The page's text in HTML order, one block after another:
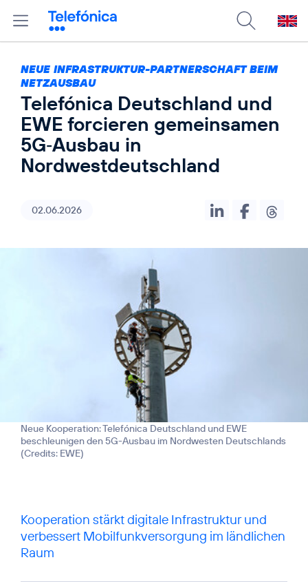
NEUE INFRASTRUKTUR-PARTNERSCHAFT BEIM
NETZAUSBAU
Telefónica Deutschland und
EWE forcieren gemeinsamen
5G‑Ausbau in
Nordwestdeutschland
02.06.2026
Neue Kooperation: Telefónica Deutschland und EWE
beschleunigen den 5G-Ausbau im Nordwesten Deutschlands
(Credits: EWE)
Kooperation stärkt digitale Infrastruktur und
verbessert Mobilfunkversorgung im ländlichen
Raum